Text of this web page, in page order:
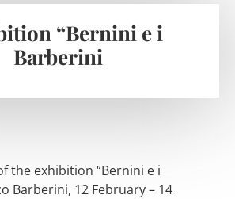
“Bernini e i
Barberini
the exhibition “Bernini e i
Barberini, 12 February – 14